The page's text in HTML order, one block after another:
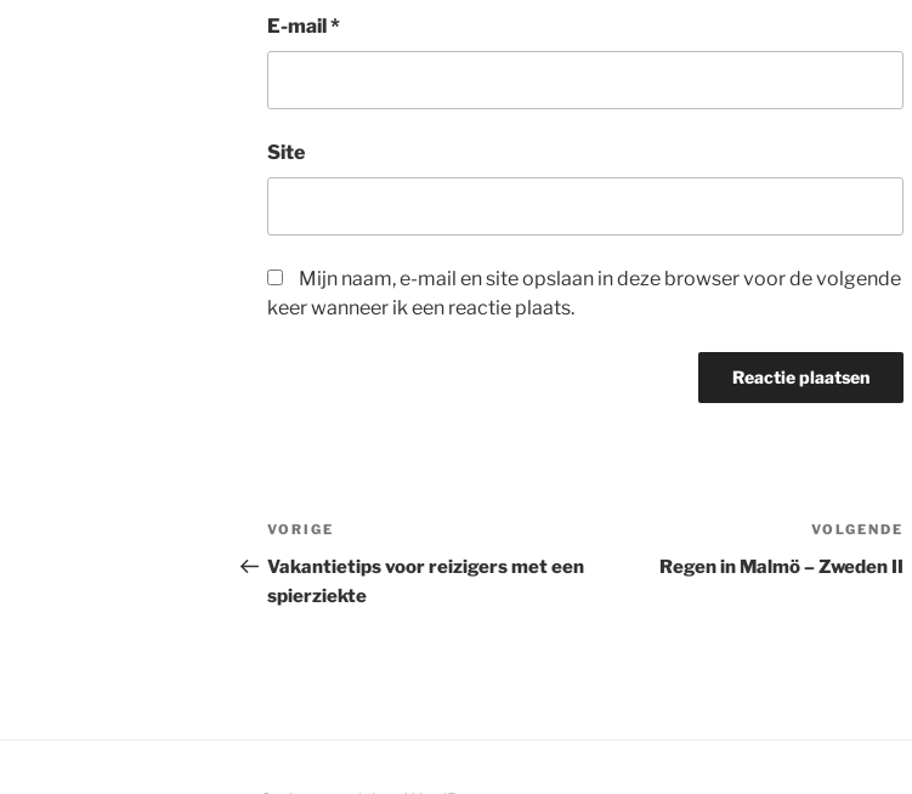
E-mail*
Site
Mijn naam, e-mail en site opslaan in deze browser voor de volgende
keer wanneer ik een reactie plaats.
Bericht
navigatie
Vorig
bericht
VORIGE
Vakantietips voor reizigers met een
spierziekte
VOLGENDE
Regen in Malmö – Zweden II